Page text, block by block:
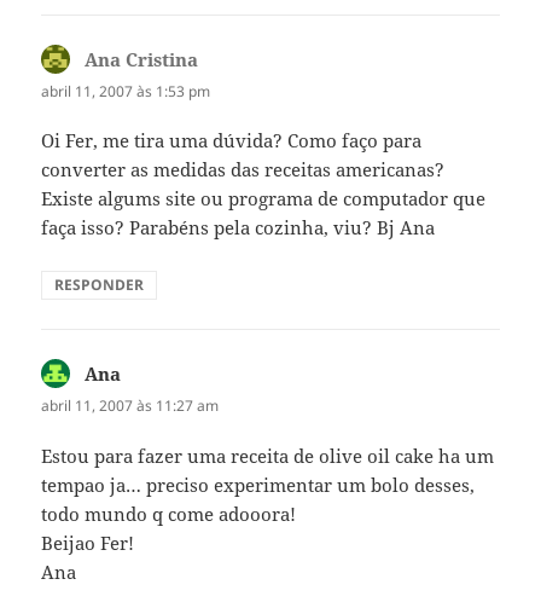
Ana Cristina
abril 11, 2007 às 1:53 pm
Oi Fer, me tira uma dúvida? Como faço para
converter as medidas das receitas americanas?
Existe algums site ou programa de computador que
faça isso? Parabéns pela cozinha, viu? Bj Ana
RESPONDER
Ana
abril 11, 2007 às 11:27 am
Estou para fazer uma receita de olive oil cake ha um
tempao ja… preciso experimentar um bolo desses,
todo mundo q come adooora!
Beijao Fer!
Ana